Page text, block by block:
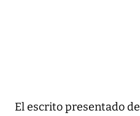
El escrito presentado